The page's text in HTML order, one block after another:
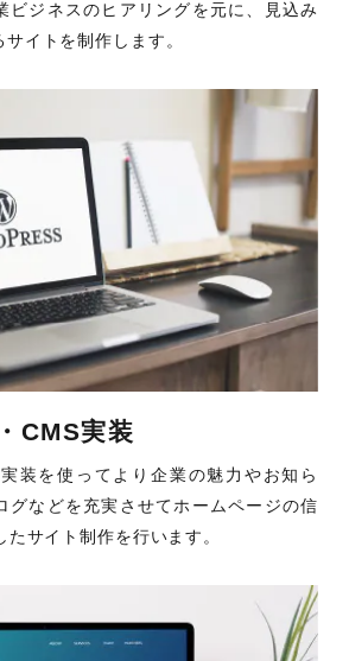
ビジネスのヒアリングを元に、見込み
イトを制作します。
CMS実装
装を使ってより企業の魅力やお知ら
グなどを充実させてホームページの信
サイト制作を行います。